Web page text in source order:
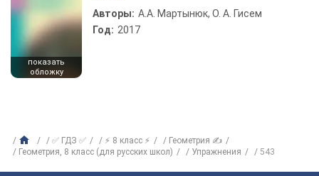
показать
обложку
Авторы: А.А. Мартынюк, О. А. Гисем
Год: 2017
✅ ГДЗ ✅ ⚡ 8 класс ⚡
Геометрия ✍
Геометрия, 8 класс (для русских школ)
Упражнения 543